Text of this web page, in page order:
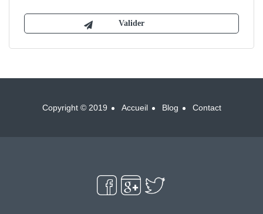
Copyright © 2019 Accueil Blog Contact